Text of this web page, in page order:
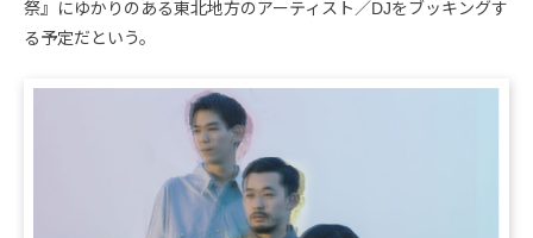
祭』にゆかりのある東北地方のアーティスト／DJをブッキングす
る予定だという。